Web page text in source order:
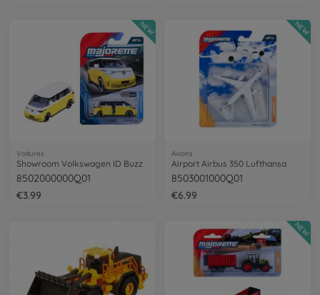
Voitures
Showroom Volkswagen ID Buzz
8502000000Q01
€3.99
NEW
Avions
Airport Airbus 350 Lufthansa
8503001000Q01
€6.99
NEW
NEW